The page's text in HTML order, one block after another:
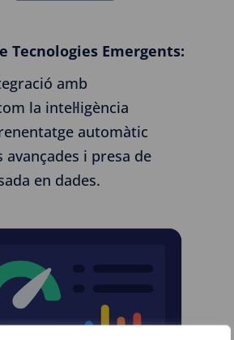
Tecnologies Emergents:
amb
la intel·ligència
automàtic
avançades i presa de
en dades.